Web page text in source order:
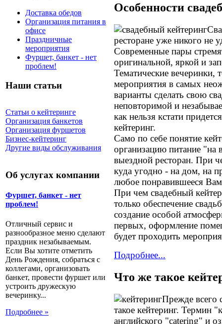
Доставка обедов
Организация питания в
офисе
Праздничные
мероприятия
Фуршет, банкет - нет
проблем!
Наши статьи
Статьи о кейтеринге
Организация банкетов
Организация фуршетов
Бизнес-кейтеринг
Другие виды обслуживания
Об услугах компании
Фуршет, банкет - нет
проблем!
Отличный сервис и
разнообразное меню сделают
праздник незабываемым.
Если Вы хотите отметить
День Рождения, собраться с
коллегами, организовать
банкет, провести фуршет или
устроить дружескую
вечеринку...
Подробнее »
Особенности
ресторане уже никого не
Современные пары
оригинальной, яркой и
Тематические вечеринки,
мероприятия в самых
варианты сделать свою
неповторимой и
как нельзя кстати
кейтеринг.
Само по себе понятие
организацию питание
выездной ресторан. При
куда угодно - на дом, на
любое понравившееся
При чем свадебный
только обеспечение
создание особой
первых, оформление
будет проходить
Подробнее...
Что же такое
Прежде всего
такое кейтеринг. Термин
английского "catering" и